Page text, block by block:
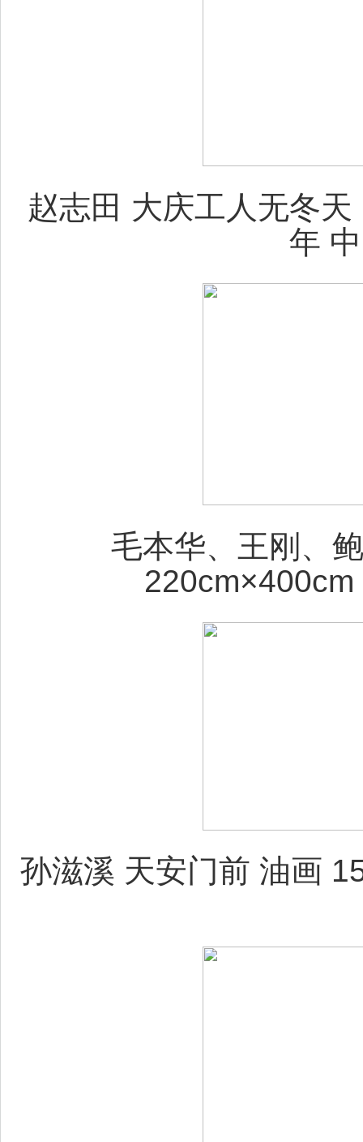
赵志田 大庆工人无冬
年
毛本华、王刚、
孙滋溪 天安门前 油画